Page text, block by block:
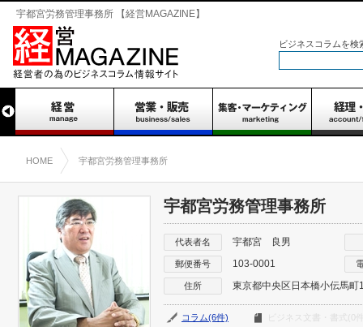
宇都宮労務管理事務所 【経営MAGAZINE】
ビジネスコラムを検
HOME 宇都宮労務管理事務所
宇都宮労務管理事務所
代表者名 宇都宮 良男
郵便番号 103-0001
住所 東京都中央区日本橋小伝馬
コラム(6件) ビジネス文書・書式(0